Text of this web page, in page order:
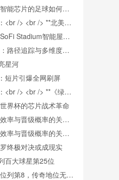
能芯片的足球如何精
<br /> <br /> **北美世
加墨三国检疫标准冲
Stadium智能屋顶
路径追踪与多维度排
星河
短片引爆全网刷屏
<br /> <br /> **《绿茵
文化对话》**
界杯的芯片战术革命
率与晋级概率的关联
率与晋级概率的关联
终极对决或成现实
百大球星第25位
列第8，传奇地位无可